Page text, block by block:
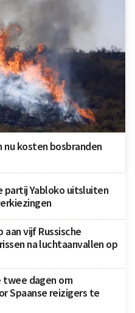
nu kosten bosbranden
partij Yabloko uitsluiten
vijf Russische
na luchtaanvallen op
dagen om
Spaanse reizigers te